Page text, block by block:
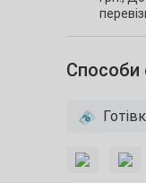
Способи